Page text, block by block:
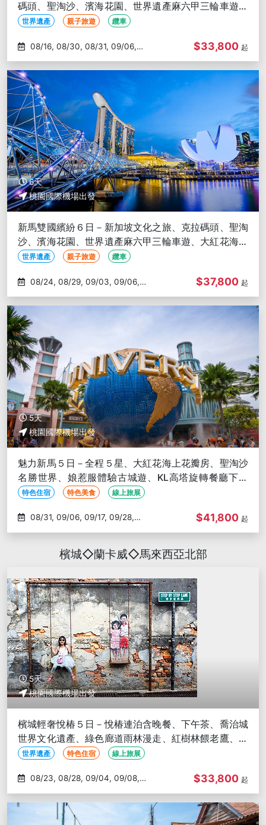
碼頭、聖淘沙、濱海花園、世界遺產麻六甲三輪車遊、
大紅花海上泳池別墅
世界遺產 親子旅遊 纜車
09/17
$33,800 起
6天
桃園國際機場出發
新馬雙國繽紛６日－新加坡文化之旅、克拉碼頭、聖淘
沙、濱海花園、世界遺產麻六甲三輪車遊、大紅花海上
Villa、雙子星商圈
世界遺產 親子旅遊 纜車
09/17
$37,800 起
5天
桃園國際機場出發
魅力新馬５日－全程５星、大紅花海上花瓣房、聖淘沙
名勝世界、娘惹服體驗古城遊、KL高塔旋轉餐廳下午
茶、必比登美食
特色住宿 特色美食 線上旅展
09/29
$41,800 起
檳城◇蘭卡威◇馬來西亞北部
5天
桃園國際機場出發
檳城輕奢悅椿５日－悅椿連泊含晚餐、下午茶、喬治城
世界文化遺產、綠色廊道雨林漫走、紅樹林餵老鷹、凱
麗古堡
世界遺產 特色住宿 線上旅展
09/22
$33,800 起